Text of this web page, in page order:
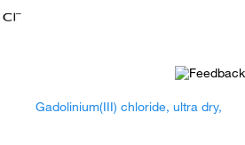
Gadolinium(III) chloride, ultra dry,